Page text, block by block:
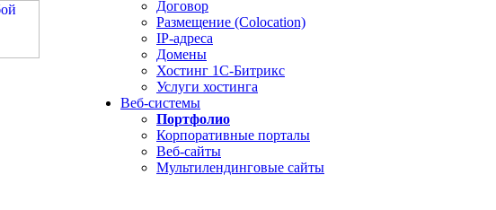
Договор
Размещение (Colocation)
IP-адреса
Домены
Хостинг 1С-Битрикс
Услуги хостинга
Веб-системы
Портфолио
Корпоративные порталы
Веб-сайты
Мультилендинговые сайты